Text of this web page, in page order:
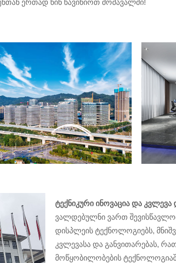
ერთად წინ წავიწიოთ მომავალში!
ტექნიკური ინოვაცია და კვლევა
ვალდებულნი ვართ
დისპლეის ტექნოლოგიებს,
კვლევასა და განვითარებას,
მოწყობილობების